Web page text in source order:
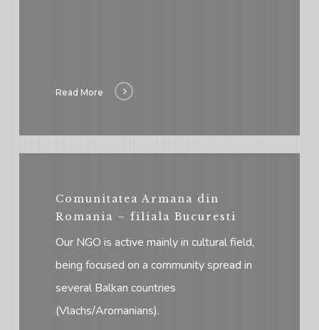
Read More
Comunitatea Armana din
Romania – filiala Bucuresti
Our NGO is active mainly in cultural field,
being focused on a community spread in
several Balkan countries
(Vlachs/Aromanians).